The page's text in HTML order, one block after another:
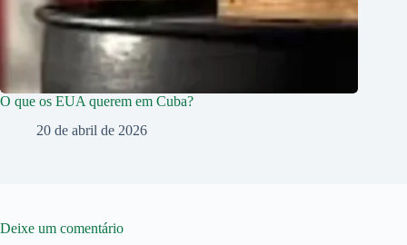
O que os EUA querem em Cuba?
20 de abril de 2026
Deixe um comentário